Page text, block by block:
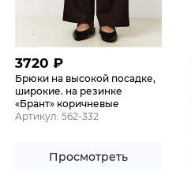
3720 ₽
Брюки на высокой посадке,
широкие. на резинке
«Брант» коричневые
Артикул: 562-332
Просмотреть